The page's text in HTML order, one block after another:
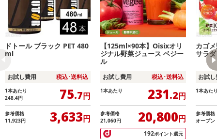
ドトール ブラック PET 480
ml
お試し費用 税込･送料込
1本あたり
248.4円 75.7円
参考価格
11,923円 3,633円
【125ml×90本】Oisixオリ
ジナル野菜ジュース ベジー
ル
お試し費用 税込･送料込
1本あたり 231.2円
参考価格
21,060円 20,800円
192ポイント還元
カゴ
サラ
お試
1本あた
参考価格
オープン